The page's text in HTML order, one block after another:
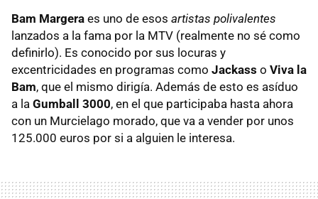
Bam Margera es uno de esos artistas polivalentes
lanzados a la fama por la MTV (realmente no sé como
definirlo). Es conocido por sus locuras y
excentricidades en programas como Jackass o Viva la
Bam, que el mismo dirigía. Además de esto es asíduo
a la Gumball 3000, en el que participaba hasta ahora
con un Murcielago morado, que va a vender por unos
125.000 euros por si a alguien le interesa.